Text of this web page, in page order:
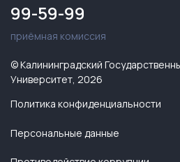
99-59-99
приёмная комиссия
© Калининградский
Университет, 2026
Политика конфиденциальности
Персональные данные